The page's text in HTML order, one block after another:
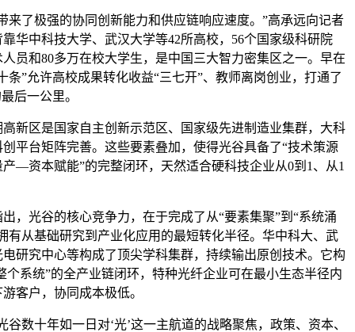
极强的协同创新能力和供应链响应速度。”高承远向记者
华中科技大学、武汉大学等42所高校，56个国家级科研院
员和80多万在校大学生，是中国三大智力密集区之一。早在
条”允许高校成果转化收益“三七开”、教师离岗创业，打通了
后一公里。
高新区是国家自主创新示范区、国家级先进制造业集群，大科
平台矩阵完善。这些要素叠加，使得光谷具备了“技术策源
—资本赋能”的完整闭环，天然适合硬科技企业从0到1、从1
光谷的核心竞争力，在于完成了从“要素集聚”到“系统涌
有从基础研究到产业化应用的最短转化半径。华中科大、武
研究中心等构成了顶尖学科集群，持续输出原创技术。它构
个系统”的全产业链闭环，特种光纤企业可在最小生态半径内
客户，协同成本极低。
十年如一日对‘光’这一主航道的战略聚焦，政策、资本、